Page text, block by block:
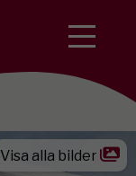
Visa alla bilder